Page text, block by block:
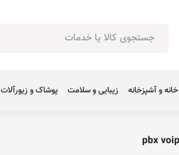
خانه و آشپزخانه زیبایی و سلامت پوشاک و زیورآلات